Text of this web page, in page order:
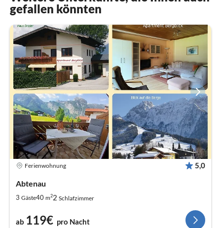
gefallen könnten
Ferienwohnung 5,0
Abtenau
3 Gäste40 m22 Schlafzimmer
ab 119€ pro Nacht